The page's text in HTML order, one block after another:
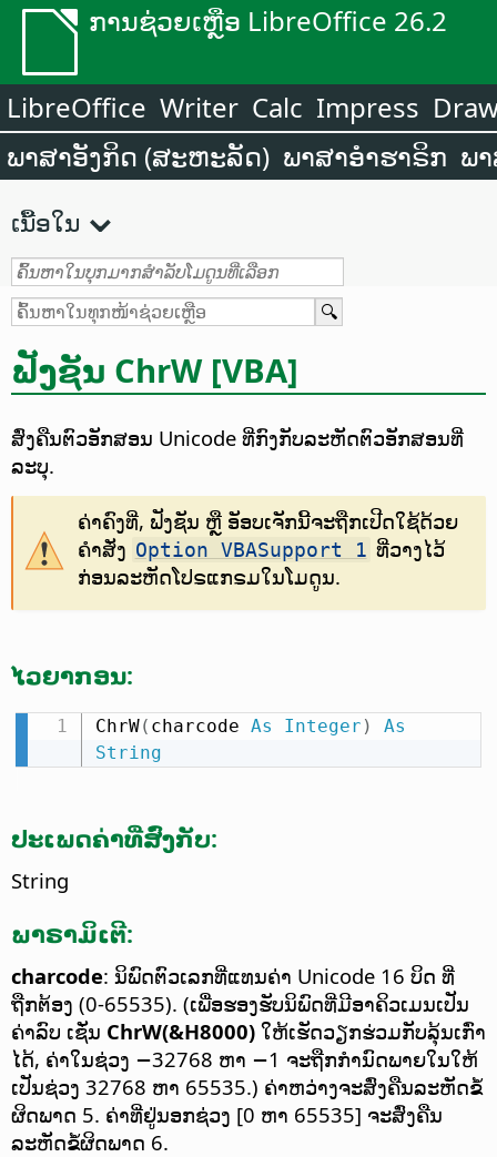
ການຊ່ວຍເຫຼືອ LibreOffice 26.2
LibreOffice Writer Calc Impress
ພາສາອັງກິດ (ສະຫະລັດ) ພາສາອຳຮາຣິກ ພ
ເນື້ອໃນ
ຟັງຊັນ ChrW [VBA]
ສົ່ງຄືນຕົວອັກສອນ Unicode ທີ່ກົງກັບລະຫັດຕົວອັກສອນທີ່
ລະບຸ.
ຄ່າຄົງທີ່, ຟັງຊັນ ຫຼື ອັອບເຈັກນີ້ຈະຖືກເປີດໃຊ້ດ້ວຍ
ຄຳສັ່ງ Option VBASupport 1 ທີ່ວາງໄວ້
ກ່ອນລະຫັດໂປຣແກຣມໃນໂມດູນ.
ໄວຍາກອນ:
ChrW( charcode As Integer )
As
String
ປະເພດຄ່າທີ່ສົ່ງກັບ:
String
ພາຣາມິເຕີ:
charcode: ນິພົດຕົວເລກທີ່ແທນຄ່າ Unicode 16 ບິດ ທີ່
ຖືກຕ້ອງ (0-65535). (ເພື່ອຮອງຮັບນິພົດທີ່ມີອາຄິວເມນເປັນ
ຄ່າລົບ ເຊັ່ນ ChrW(&H8000) ໃຫ້ເຮັດວຽກຮ່ວມກັບລຸ້ນເກົ່າ
ໄດ້, ຄ່າໃນຊ່ວງ −32768 ຫາ −1 ຈະຖືກກຳນົດພາຍໃນໃຫ້
ເປັນຊ່ວງ 32768 ຫາ 65535.) ຄ່າຫວ່າງຈະສົ່ງຄືນລະຫັດຂໍ້
ຜິດພາດ 5. ຄ່າທີ່ຢູ່ນອກຊ່ວງ [0 ຫາ 65535] ຈະສົ່ງຄືນ
ລະຫັດຂໍ້ຜິດພາດ 6.